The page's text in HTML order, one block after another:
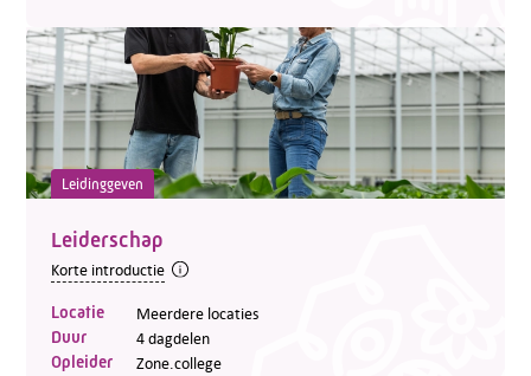
Leidinggeven
Leiderschap
Korte introductie
Locatie Meerdere locaties
Duur 4 dagdelen
Opleider Zone.college